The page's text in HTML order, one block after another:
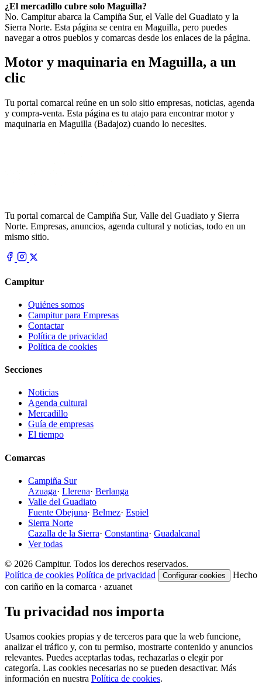
¿El mercadillo cubre solo Maguilla?
No. Campitur abarca la Campiña Sur, el Valle del Guadiato y la
Sierra Norte. Esta página se centra en Maguilla, pero puedes
navegar a otros pueblos y comarcas desde los enlaces de la página.
Motor y maquinaria en Maguilla, a un
clic
Tu portal comarcal reúne en un solo sitio empresas, noticias, agenda
y compra-venta. Esta página es tu atajo para encontrar motor y
maquinaria en Maguilla (Badajoz) cuando lo necesites.
Tu portal comarcal de Campiña Sur, Valle del Guadiato y Sierra
Norte. Empresas, anuncios, agenda cultural y noticias, todo en un
mismo sitio.
Campitur
Quiénes somos
Campitur para Empresas
Contactar
Política de privacidad
Política de cookies
Secciones
Noticias
Agenda cultural
Mercadillo
Guía de empresas
El tiempo
Comarcas
Campiña Sur
Azuaga· Llerena· Berlanga
Valle del Guadiato
Fuente Obejuna· Belmez· Espiel
Sierra Norte
Cazalla de la Sierra· Constantina· Guadalcanal
Ver todas
© 2026 Campitur. Todos los derechos reservados.
Política de cookies Política de privacidad Configurar cookies
Hecho
con cariño en la comarca · azuanet
Tu privacidad nos importa
Usamos cookies propias y de terceros para que la web funcione,
analizar el tráfico y, con tu permiso, mostrarte contenido y anuncios
relevantes. Puedes aceptarlas todas, rechazarlas o elegir por
categoría. Las cookies necesarias no se pueden desactivar. Más
información en nuestra Política de cookies.